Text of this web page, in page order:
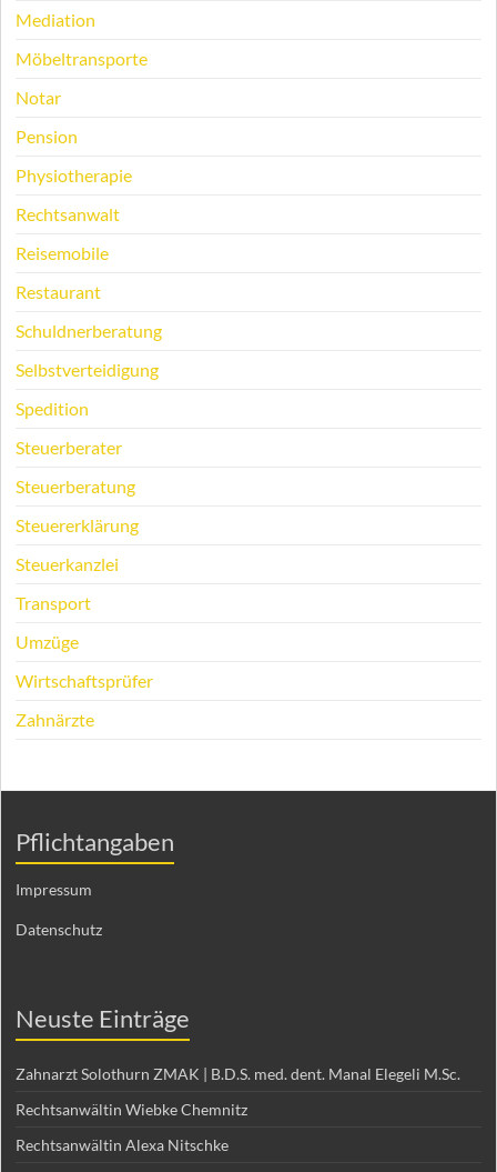
Mediation
Möbeltransporte
Notar
Pension
Physiotherapie
Rechtsanwalt
Reisemobile
Restaurant
Schuldnerberatung
Selbstverteidigung
Spedition
Steuerberater
Steuerberatung
Steuererklärung
Steuerkanzlei
Transport
Umzüge
Wirtschaftsprüfer
Zahnärzte
Pflichtangaben
Impressum
Datenschutz
Neuste Einträge
Zahnarzt Solothurn ZMAK | B.D.S. med. dent. Manal Elegeli M.Sc.
Rechtsanwältin Wiebke Chemnitz
Rechtsanwältin Alexa Nitschke